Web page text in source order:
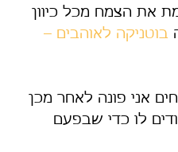
את הצמח מכל כיוון
בוטניקה לאוהבים –
אני פונה לאחר מכן
לו כדי שבפעם